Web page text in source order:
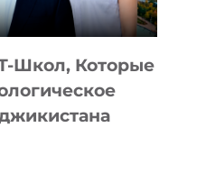
Школ, Которые